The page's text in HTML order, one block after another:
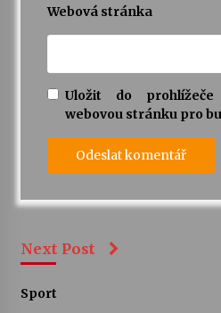
Webová stránka
Uložit do
webovou stránku pro
Next Post
Sport